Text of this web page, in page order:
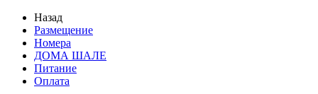
Назад
Размещение
Номера
ДОМА ШАЛЕ
Питание
Оплата